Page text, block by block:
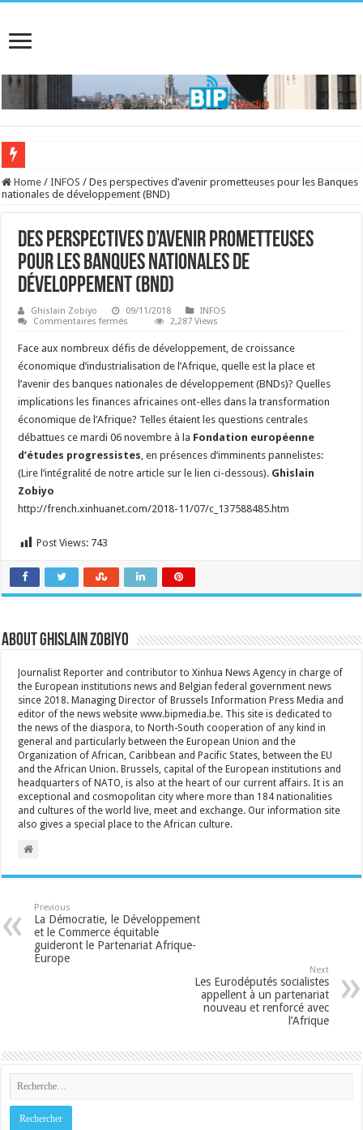
Home / INFOS / Des perspectives d’avenir prometteuses pour les Banques
nationales de développement (BND)
Des perspectives d’avenir prometteuses
pour les Banques nationales de
développement (BND)
Ghislain Zobiyo 09/11/2018
INFOS
Commentaires fermés
perspectives
d’avenir
prometteuses
pour
les
nationales
de
développement
(BND)
2,287 Views
Face aux nombreux défis de développement, de croissance
économique d’industrialisation de l’Afrique, quelle est la place et
l’avenir des banques nationales de développement (BNDs)? Quelles
implications les finances africaines ont-elles dans la transformation
économique de l’Afrique? Telles étaient les questions centrales
débattues ce mardi 06 novembre à la Fondation européenne
d’études progressistes, en présences d’imminents pannelistes:
(Lire l’intégralité de notre article sur le lien ci-dessous). Ghislain
Zobiyo
http://french.xinhuanet.com/2018-11/07/c_137588485.htm
Post Views: 743
About Ghislain Zobiyo
Journalist Reporter and contributor to Xinhua News Agency in charge of
the European institutions news and Belgian federal government news
since 2018. Managing Director of Brussels Information Press Media and
editor of the news website www.bipmedia.be. This site is dedicated to
the news of the diaspora, to North-South cooperation of any kind in
general and particularly between the European Union and the
Organization of African, Caribbean and Pacific States, between the EU
and the African Union. Brussels, capital of the European institutions and
headquarters of NATO, is also at the heart of our current affairs. It is an
exceptional and cosmopolitan city where more than 184 nationalities
and cultures of the world live, meet and exchange. Our information site
also gives a special place to the African culture.
Previous
La Démocratie, le Développement
et le Commerce équitable
guideront le Partenariat Afrique-
Europe
Next
Les Eurodéputés socialistes
appellent à un partenariat
nouveau et renforcé avec
l’Afrique